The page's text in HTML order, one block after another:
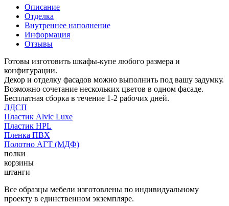
Описание
Отделка
Внутреннее наполнение
Информация
Отзывы
Готовы изготовить шкафы-купе любого размера и
конфигурации.
Декор и отделку фасадов можно выполнить под вашу задумку.
Возможно сочетание нескольких цветов в одном фасаде.
Бесплатная сборка в течение 1-2 рабочих дней.
ЛДСП
Пластик Alvic Luxe
Пластик HPL
Пленка ПВХ
Полотно АГТ (МДФ)
полки
корзины
штанги
Все образцы мебели изготовлены по индивидуальному
проекту в единственном экземпляре.